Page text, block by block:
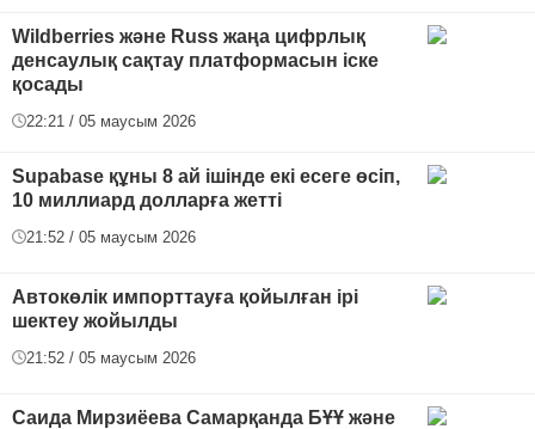
Wildberries және Russ жаңа цифрлық
денсаулық сақтау платформасын іске
қосады
22:21 / 05 маусым 2026
Supabase құны 8 ай ішінде екі есеге өсіп,
10 миллиард долларға жетті
21:52 / 05 маусым 2026
Автокөлік импорттауға қойылған ірі
шектеу жойылды
21:52 / 05 маусым 2026
Саида Мирзиёева Самарқанда БҰҰ және